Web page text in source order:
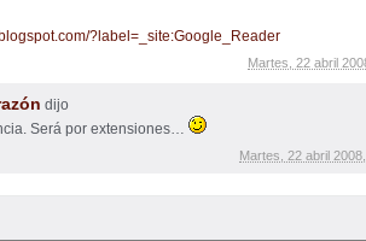
?label=_site:Google_Reader
Martes, 22 abril
dijo
Será por extensiones…
Martes, 22 abril 2008,